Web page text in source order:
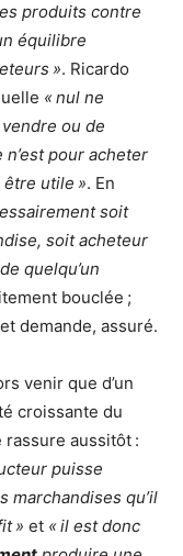
produits contre
équilibre
». Ricardo
« nul ne
ou de
pour acheter
utile ». En
soit
soit acheteur
quelqu’un
bouclée ;
demande, assuré.
venir que d’un
croissante du
rassure aussitôt :
puisse
marchandises qu’il
» et « il est donc